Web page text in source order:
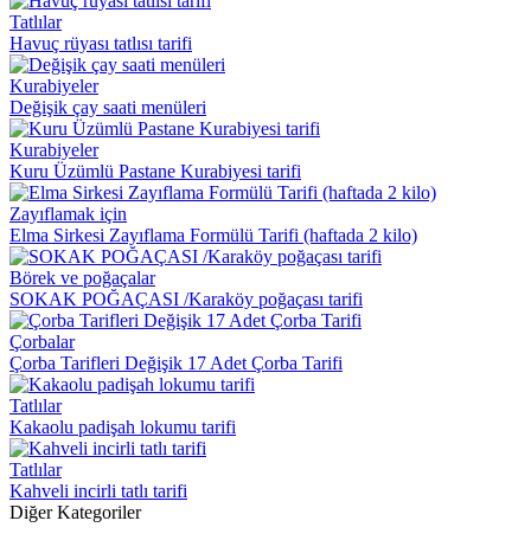
Tatlılar
Havuç rüyası tatlısı tarifi
Kurabiyeler
Değişik çay saati menüleri
Kurabiyeler
Kuru Üzümlü Pastane Kurabiyesi tarifi
Zayıflamak için
Elma Sirkesi Zayıflama Formülü Tarifi (haftada 2 kilo)
Börek ve poğaçalar
SOKAK POĞAÇASI /Karaköy poğaçası tarifi
Çorbalar
Çorba Tarifleri Değişik 17 Adet Çorba Tarifi
Tatlılar
Kakaolu padişah lokumu tarifi
Tatlılar
Kahveli incirli tatlı tarifi
Diğer Kategoriler